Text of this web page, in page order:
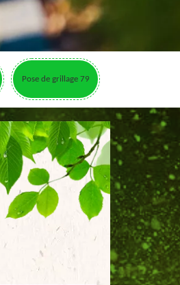
Pose de grillage 79